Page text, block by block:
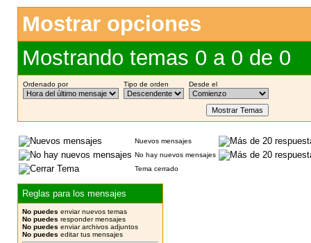
Mostrar opciones
Mostrando temas 0 a 0 de 0
Ordenado por Tipo de orden Desde el
Nuevos mensajes
No hay nuevos mensajes
Tema cerrado
Reglas para los mensajes
No puedes enviar nuevos temas
No puedes responder mensajes
No puedes enviar archivos adjuntos
No puedes editar tus mensajes